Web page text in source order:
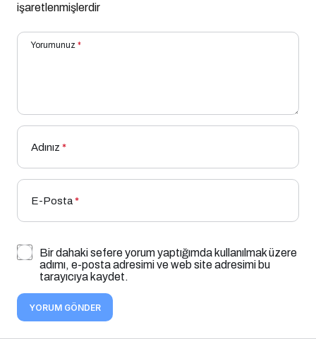
işaretlenmişlerdir
Yorumunuz *
Adınız *
E-Posta*
Bir dahaki sefere yorum yaptığımda kullanılmak üzere
adımı, e-posta adresimi ve web site adresimi bu
tarayıcıya kaydet.
YORUM GÖNDER